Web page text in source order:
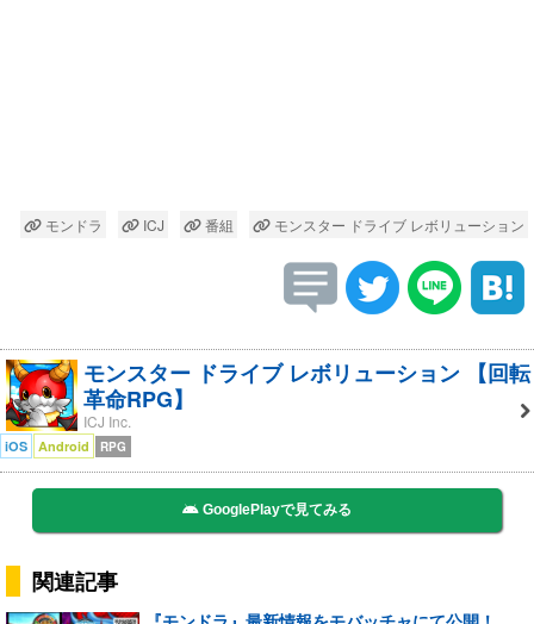
モンドラ ICJ 番組 モンスター ドライブ レボリューション
モンスター ドライブ レボリューション 【回転
革命RPG】
ICJ Inc.
iOS Android RPG
GooglePlayで見てみる
関連記事